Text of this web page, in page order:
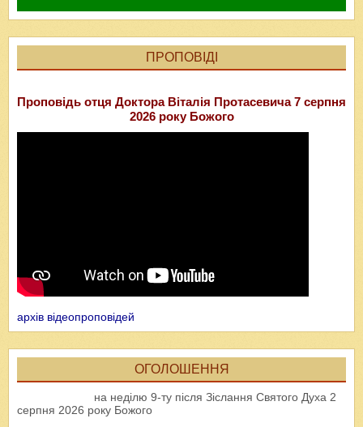
ПРОПОВІДІ
Проповідь отця Доктора Віталія Протасевича 7 серпня
2026 року Божого
архів відеопроповідей
ОГОЛОШЕННЯ
на неділю 9-ту після Зіслання Святого Духа 2
серпня 2026 року Божого